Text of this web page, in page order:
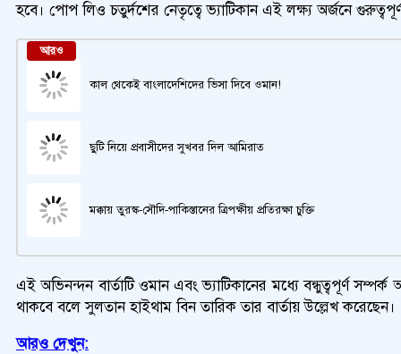
হবে। পোপ লিও চতুর্দশের নেতৃত্বে ভ্যাটিকান এই লক্ষ্য অর্জনে
আরও
কাল থেকেই বাংলাদেশিদের ভিসা দিবে ওমান!
ছুটি নিয়ে প্রবাসীদের সুখবর দিল আমিরাত
মক্কায় তুরস্ক-সৌদি-পাকিস্তানের ত্রিপক্ষীয় প্রতিরক্ষা চুক্তি
এই অভিনন্দন বার্তাটি ওমান এবং ভ্যাটিকানের মধ্যে বন্ধুত্বপূর্ণ
থাকবে বলে সুলতান হাইথাম বিন তারিক তার বার্তায় উল্লেখ করেছেন।
আরও দেখুন: